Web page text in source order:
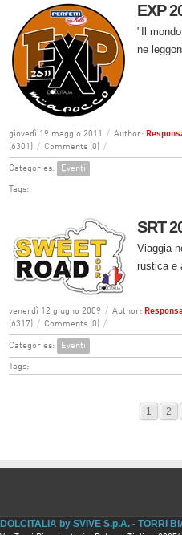
EXP
"Il
ne
giovedì 19 maggio 2011 / Author:
(6301)
/ Comments (0) /
Categories: Eventi
Tags:
SRT
Viaggia
rustica e
venerdì 12 giugno 2009 / Author:
(6317)
/ Comments (0) /
Categories: Eventi
Tags:
1 2
DOLCITALIA by SVIVE S.p.A. - TORRI